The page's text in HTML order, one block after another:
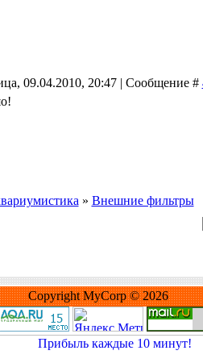
09.04.2010, 20:47 | Сообщение #
» Внешние фильтры
Copyright MyCorp © 2026